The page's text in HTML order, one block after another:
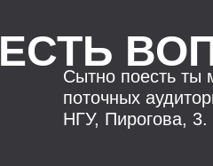
Сытно поесть ты
поточных
НГУ, Пирогова, 3.
ЕСТЬ